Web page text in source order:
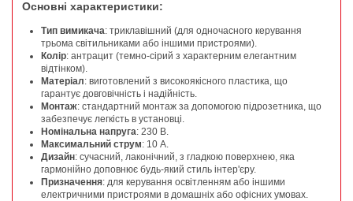
Основні характеристики:
Тип вимикача: триклавішний (для одночасного керування
трьома світильниками або іншими пристроями).
Колір: антрацит (темно-сірий з характерним елегантним
відтінком).
Матеріал: виготовлений з високоякісного пластика, що
гарантує довговічність і надійність.
Монтаж: стандартний монтаж за допомогою підрозетника, що
забезпечує легкість в установці.
Номінальна напруга: 230 В.
Максимальний струм: 10 А.
Дизайн: сучасний, лаконічний, з гладкою поверхнею, яка
гармонійно доповнює будь-який стиль інтер'єру.
Призначення: для керування освітленням або іншими
електричними пристроями в домашніх або офісних умовах.